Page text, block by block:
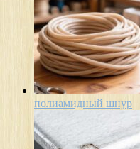
полиамидный шнур